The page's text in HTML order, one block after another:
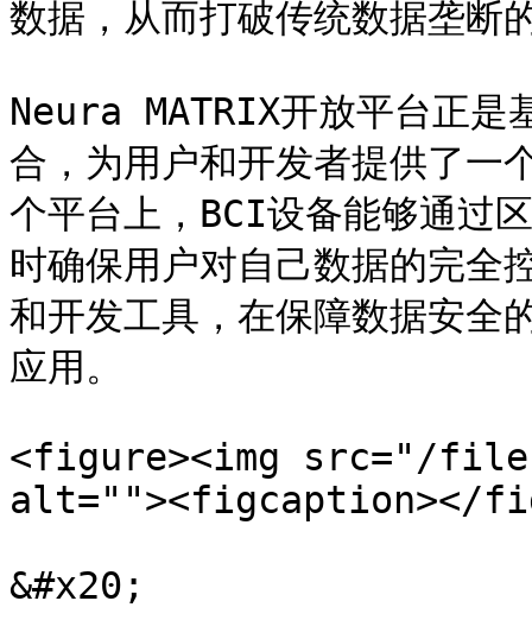
数据，从而打破传统数据垄断
Neura MATRIX开放平台正是
合，为用户和开发者提供了一
个平台上，BCI设备能够通过
时确保用户对自己数据的完全
和开发工具，在保障数据安全
应用。
<figure><img src="/files/
alt=""><figcaption></
&#x20;